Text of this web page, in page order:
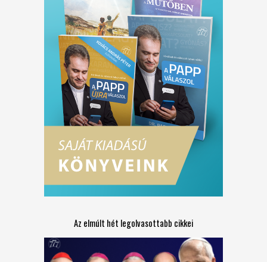
Az elmúlt hét legolvasottabb cikkei